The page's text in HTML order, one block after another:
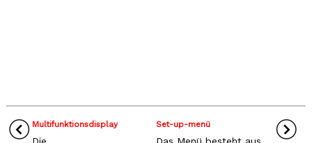
Multifunktionsdisplay
Die
Set-up-menü
Das Menü besteht aus